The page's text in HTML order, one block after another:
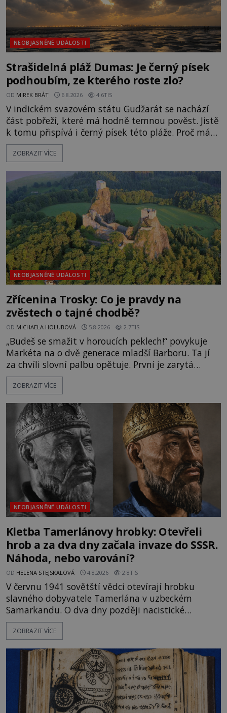
NEOBJASNĚNÉ UDÁLOSTI
Strašidelná pláž Dumas: Je černý písek
podhoubím, ze kterého roste zlo?
OD MIREK BRÁT 6.8.2026 4.6TIS
V indickém svazovém státu Gudžarát se nachází
část pobřeží, které má hodně temnou pověst. Jistě
k tomu přispívá i černý písek této pláže. Proč má
pláž takové netypické zbarvení? Nakolik jsou
pravdivé historky, že zde došlo k nevysvětlitelným
následovat. Vstupujeme na pláž Dumas ve městě
Surat. Gu
ZOBRAZIT VÍCE
NEOBJASNĚNÉ UDÁLOSTI
Zřícenina Trosky: Co je pravdy na
zvěstech o tajné chodbě?
OD MICHAELA HOLUBOVÁ 5.8.2026 2.7TIS
„Budeš se smažit v horoucích peklech!“ povykuje
Markéta na o dvě generace mladší Barboru. Ta jí
za chvíli slovní palbu opětuje. První je zarytá
katolička, druhá přesvědčená kališnice. A každá z
nich se usídlí na jedné z věží slavného hradu
mezi vůdce protihusitského boje. Za manželku má
skutečně jistou
ZOBRAZIT VÍCE
NEOBJASNĚNÉ UDÁLOSTI
Kletba Tamerlánovy hrobky: Otevřeli
hrob a za dva dny začala invaze do SSSR.
Náhoda, nebo varování?
OD HELENA STEJSKALOVÁ 4.8.2026 2.8TIS
V červnu 1941 sovětští vědci otevírají hrobku
slavného dobyvatele Tamerlána v uzbeckém
Samarkandu. O dva dny později nacistické
Německo zahajuje operaci Barbarossa a napadá
Sovětský svaz. Shoda dat je natolik zarážející, že se
na legendě něco pravdy, nebo jde jen o fascinující
souhru okolností? Když antropolog Michail
Gerasimov (1907-1970) a
ZOBRAZIT VÍCE